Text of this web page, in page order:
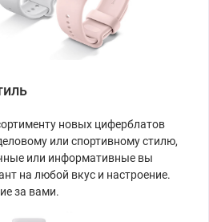
новых циферблатов
или спортивному стилю,
или информативные вы
на любой вкус и настроение.
за вами.